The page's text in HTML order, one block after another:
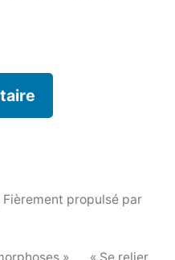
Fièrement propulsé par